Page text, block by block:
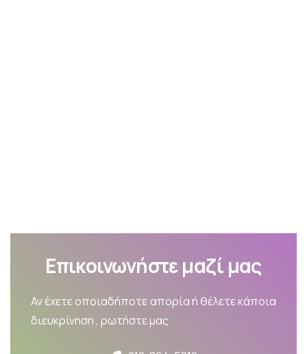
Επικοινωνήστε μαζί μας
Αν έχετε οποιαδήποτε απορία ή θέλετε κάποια
διευκρίνηση , ρωτήστε μας